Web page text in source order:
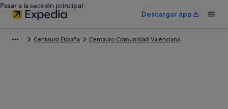
Pasar a la sección principal
Descargar app
Centauro España Centauro Comunidad Valenciana